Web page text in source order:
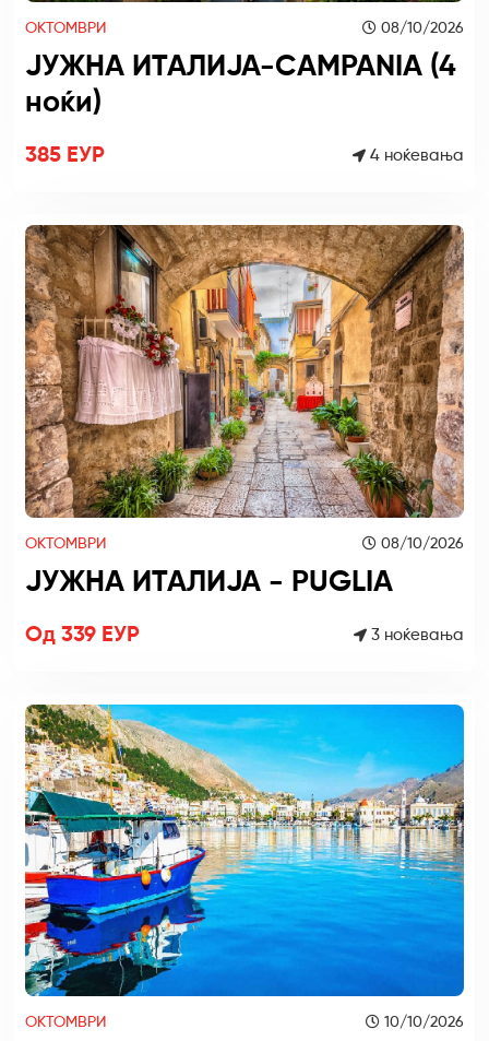
ОКТОМВРИ 08/10/2026
ЈУЖНА ИТАЛИЈА-CAMPANIA (4
ноќи)
385 ЕУР 4 ноќевања
ОКТОМВРИ 08/10/2026
ЈУЖНА ИТАЛИЈА - PUGLIA
Од 339 ЕУР 3 ноќевања
ОКТОМВРИ 10/10/2026